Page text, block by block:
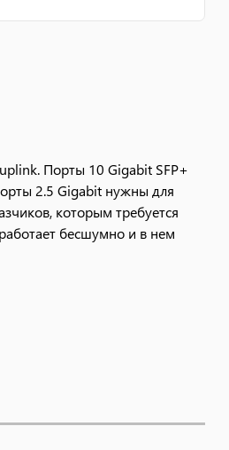
Порты 10 Gigabit SFP+
2.5 Gigabit нужны для
которым требуется
бесшумно и в нем